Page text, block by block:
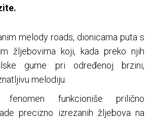
melody roads, dionicama puta s
žljebovima koji, kada preko njih
gume pri određenoj brzini,
melodiju.
funkcioniše prilično
precizno izrezanih žljebova na